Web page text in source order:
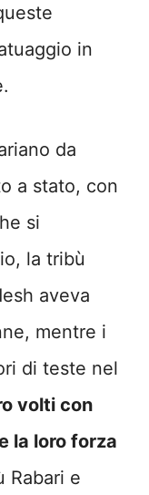
in
da
a stato, con
si
la tribù
aveva
mentre i
di teste nel
volti con
la loro forza
Rabari e